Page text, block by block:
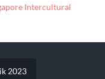
Intercultural
2023